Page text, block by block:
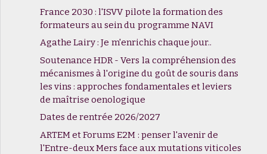
France 2030 : l'ISVV pilote la formation des
formateurs au sein du programme NAVI
Agathe Lairy : Je m'enrichis chaque jour..
Soutenance HDR - Vers la compréhension des
mécanismes à l'origine du goût de souris dans
les vins : approches fondamentales et leviers
de maîtrise oenologique
Dates de rentrée 2026/2027
ARTEM et Forums E2M : penser l'avenir de
l'Entre-deux Mers face aux mutations viticoles